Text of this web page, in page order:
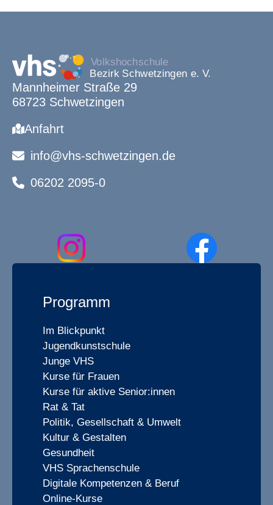
Mannheimer Straße 29
68723 Schwetzingen
Anfahrt
info@vhs-schwetzingen.de
06202 2095-0
Programm
Im Blickpunkt
Jugendkunstschule
Junge VHS
Kurse für Frauen
Kurse für aktive Senior:innen
Rat & Tat
Politik, Gesellschaft & Umwelt
Kultur & Gestalten
Gesundheit
VHS Sprachenschule
Digitale Kompetenzen & Beruf
Online-Kurse